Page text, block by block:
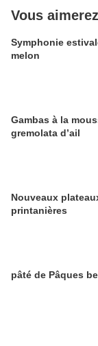
Vous
Symphonie
melon
Gambas à la mousse d’avocat et
gremolata d’ail
Nouveaux
printanières
pâté de Pâques